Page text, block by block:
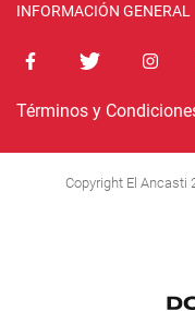
INFORMACIÓN GENERAL
Términos y
Copyright El Ancasti